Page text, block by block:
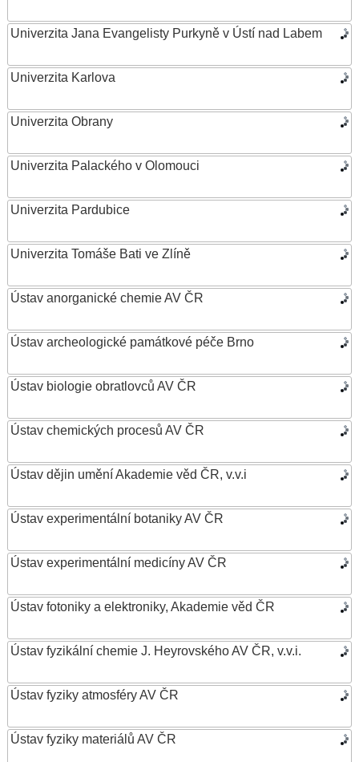
Univerzita Jana Evangelisty Purkyně v Ústí nad Labem
Univerzita Karlova
Univerzita Obrany
Univerzita Palackého v Olomouci
Univerzita Pardubice
Univerzita Tomáše Bati ve Zlíně
Ústav anorganické chemie AV ČR
Ústav archeologické památkové péče Brno
Ústav biologie obratlovců AV ČR
Ústav chemických procesů AV ČR
Ústav dějin umění Akademie věd ČR, v.v.i
Ústav experimentální botaniky AV ČR
Ústav experimentální medicíny AV ČR
Ústav fotoniky a elektroniky, Akademie věd ČR
Ústav fyzikální chemie J. Heyrovského AV ČR, v.v.i.
Ústav fyziky atmosféry AV ČR
Ústav fyziky materiálů AV ČR